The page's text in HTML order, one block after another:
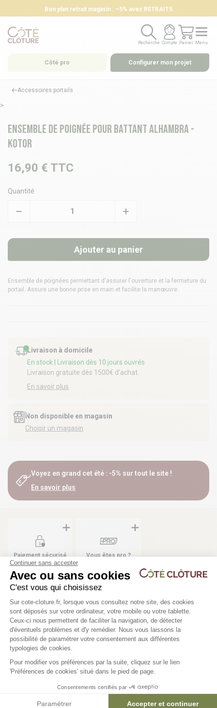
Bon plan retrait magasin : –5% avec RETRAIT5
Recherche
Recherche
Compte
Compte
Panier
Panier
Menu
Menu
Côté pro Configurer mon projet
Accessoires portails
Ensemble de poignée pour battant Alhambra -
Kotor
>
16,90 € TTC
Quantité
Ajouter au panier
Ensemble de poignées permettant d'assurer l'ouverture et la fermeture du
portail. Assure une bonne prise en main et facilite la manœuvre.
Livraison à domicile
En stock
| Livraison dès 10 jours ouvrés
Livraison gratuite dès 1500€ d’achat.
En savoir plus
Non disponible en magasin
Choisir un magasin
Voyez en grand cet été : -5% sur tout le site !
En savoir plus
Paiement sécurisé
en plusieurs fois
sans frais
Vous êtes pro ?
Le produit en détail
Continuer sans accepter
Avec ou sans cookies
C'est vous qui choisissez
Plateforme de Gestion du
Sur cote-cloture.fr, lorsque vous consultez notre site, des cookies
sont déposés sur votre ordinateur, votre mobile ou votre tablette.
Ceux-ci nous permettent de faciliter la navigation, de détecter
d'éventuels problèmes et d'y remédier. Nous vous laissons la
possibilité de paramétrer votre consentement aux différentes
typologies de cookies.
Pour modifier vos préférences par la suite, cliquez sur le lien
'Préférences de cookies' situé dans le pied de page.
Consentements certifiés par
Paramétrer Accepter et continuer
Axeptio consent